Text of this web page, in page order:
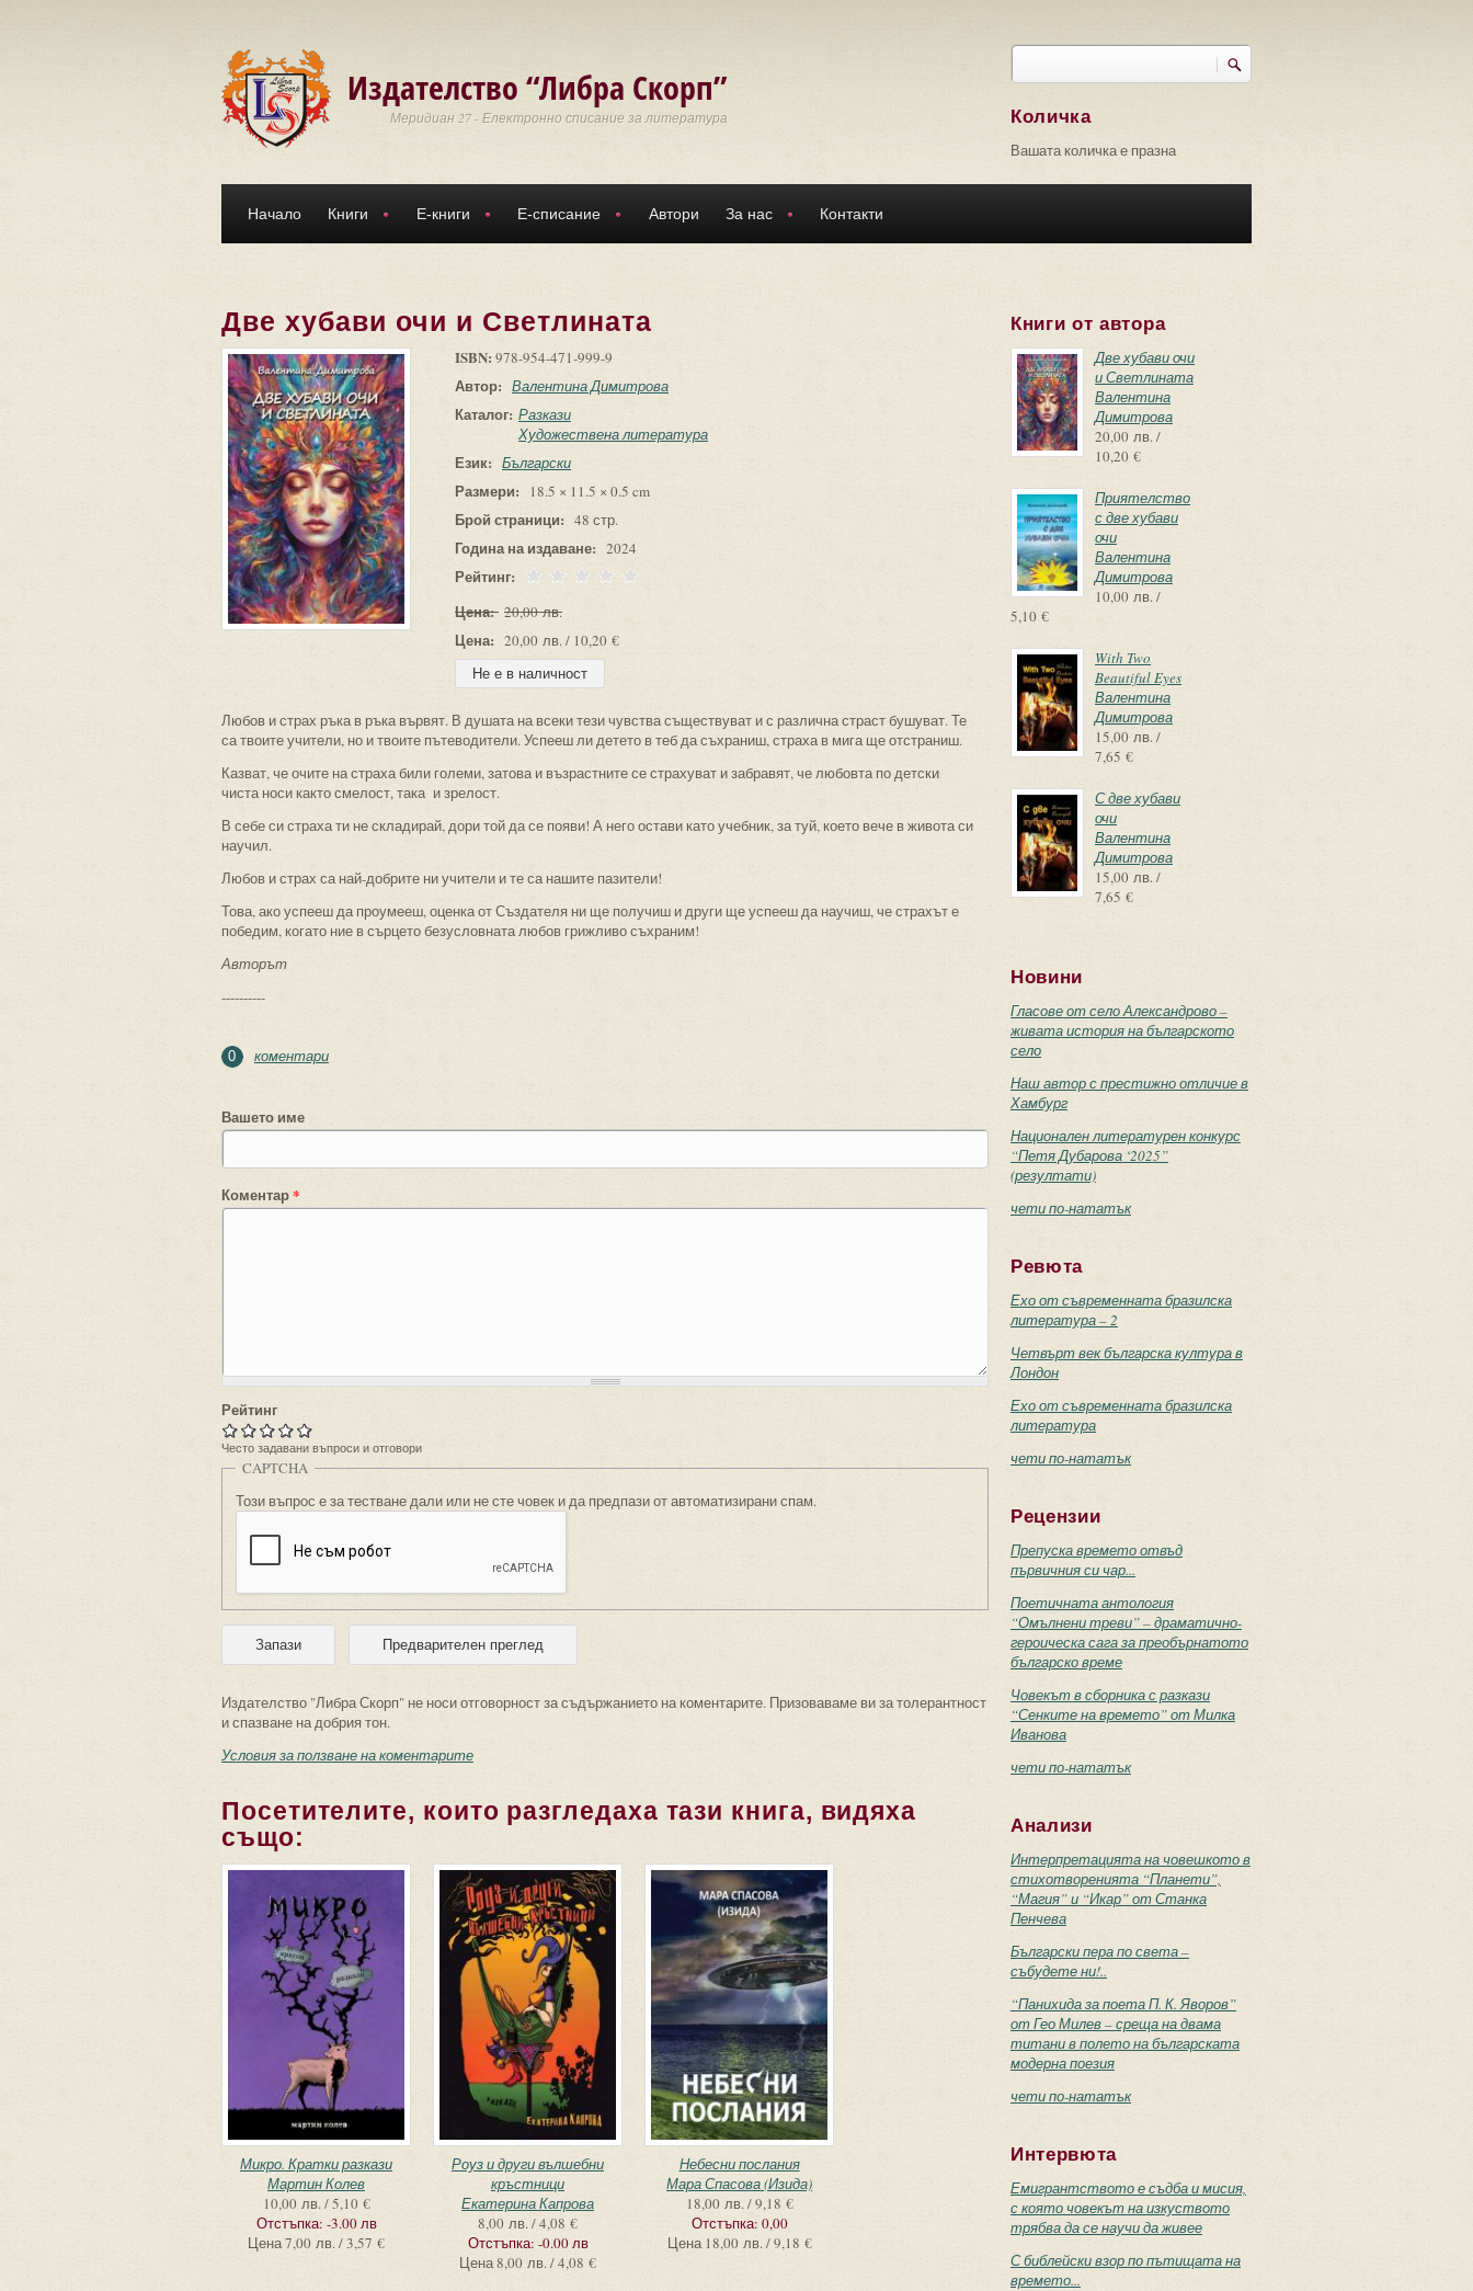
Издателство “Либра Скорп”
Меридиан 27 - Електронно списание за литература
Търси
Количка
Вашата количка е празна
Начало Книги Е-книги Е-списание Автори За нас Контакти
Две хубави очи и Светлината
ISBN: 978-954-471-999-9
Автор: Валентина Димитрова
Каталог: Разкази
Художествена литература
Език: Български
Размери: 18.5 × 11.5 × 0.5 cm
Брой страници: 48 стр.
Година на издаване: 2024
Рейтинг:
Цена: 20,00 лв.
Цена: 20,00 лв. / 10,20 €
Любов и страх ръка в ръка вървят. В душата на всеки тези чувства съществуват и с различна страст бушуват. Те
са твоите учители, но и твоите пътеводители. Успееш ли детето в теб да съхраниш, страха в мига ще отстраниш.
Казват, че очите на страха били големи, затова и възрастните се страхуват и забравят, че любовта по детски
чиста носи както смелост, така и зрелост.
В себе си страха ти не складирай, дори той да се появи! А него остави като учебник, за туй, което вече в живота си
научил.
Любов и страх са най-добрите ни учители и те са нашите пазители!
Това, ако успееш да проумееш, оценка от Създателя ни ще получиш и други ще успееш да научиш, че страхът е
победим, когато ние в сърцето безусловната любов грижливо съхраним!
Авторът
----------
0 коментари
Вашето име
Коментар*
Рейтинг
Често задавани въпроси и отговори
CAPTCHA
Този въпрос е за тестване дали или не сте човек и да предпази от автоматизирани спам.
Издателство "Либра Скорп" не носи отговорност за съдържанието на коментарите. Призоваваме ви за толерантност
и спазване на добрия тон.
Условия за ползване на коментарите
Посетителите, които разгледаха тази книга, видяха
също:
Микро. Кратки разкази
Мартин Колев
10,00 лв. / 5,10 €
Отстъпка: -3.00 лв
Цена7,00 лв. / 3,57 €
Роуз и други вълшебни
кръстници
Екатерина Капрова
8,00 лв. / 4,08 €
Отстъпка: -0.00 лв
Цена8,00 лв. / 4,08 €
Небесни послания
Мара Спасова (Изида)
18,00 лв. / 9,18 €
Отстъпка: 0,00
Цена 18,00 лв. / 9,18 €
Книги от автора
Две хубави очи
и Светлината
Валентина
Димитрова
20,00 лв. /
10,20 €
Приятелство
с две хубави
очи
Валентина
Димитрова
10,00 лв. /
5,10 €
With Two
Beautiful Eyes
Валентина
Димитрова
15,00 лв. /
7,65 €
С две хубави
очи
Валентина
Димитрова
15,00 лв. /
7,65 €
Новини
Гласове от село Александрово –
живата история на българското
село
Наш автор с престижно отличие в
Хамбург
Национален литературен конкурс
“Петя Дубарова ‘2025”
(резултати)
чети по-нататък
Ревюта
Ехо от съвременната бразилска
литература – 2
Четвърт век българска култура в
Лондон
Ехо от съвременната бразилска
литература
чети по-нататък
Рецензии
Препуска времето отвъд
първичния си чар...
Поетичната антология
“Омълнени треви” – драматично-
героическа сага за преобърнатото
българско време
Човекът в сборника с разкази
“Сенките на времето” от Милка
Иванова
чети по-нататък
Анализи
Интерпретацията на човешкото в
стихотворенията “Планети”,
“Магия” и “Икар” от Станка
Пенчева
Български пера по света –
събудете ни!..
“Панихида за поета П. К. Яворов”
от Гео Милев – среща на двама
титани в полето на българската
модерна поезия
чети по-нататък
Интервюта
Емигрантството е съдба и мисия,
с която човекът на изкуството
трябва да се научи да живее
С библейски взор по пътищата на
времето...